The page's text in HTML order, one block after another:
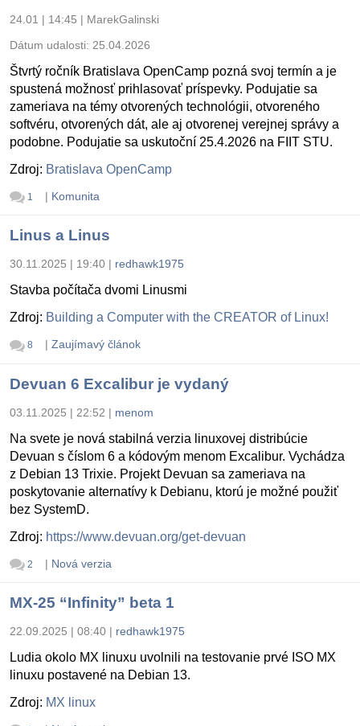
24.01 | 14:45 | MarekGalinski
Dátum udalosti: 25.04.2026
Štvrtý ročník Bratislava OpenCamp pozná svoj termín a je
spustená možnosť prihlasovať príspevky. Podujatie sa
zameriava na témy otvorených technológii, otvoreného
softvéru, otvorených dát, ale aj otvorenej verejnej správy a
podobne. Podujatie sa uskutoční 25.4.2026 na FIIT STU.
Zdroj: Bratislava OpenCamp
1 | Komunita
Linus a Linus
30.11.2025 | 19:40 | redhawk1975
Stavba počítača dvomi Linusmi
Zdroj: Building a Computer with the CREATOR of Linux!
8 | Zaujímavý článok
Devuan 6 Excalibur je vydaný
03.11.2025 | 22:52 | menom
Na svete je nová stabilná verzia linuxovej distribúcie
Devuan s číslom 6 a kódovým menom Excalibur. Vychádza
z Debian 13 Trixie. Projekt Devuan sa zameriava na
poskytovanie alternatívy k Debianu, ktorú je možné použiť
bez SystemD.
Zdroj: https://www.devuan.org/get-devuan
2 | Nová verzia
MX-25 “Infinity” beta 1
22.09.2025 | 08:40 | redhawk1975
Ludia okolo MX linuxu uvolnili na testovanie prvé ISO MX
linuxu postavené na Debian 13.
Zdroj: MX linux